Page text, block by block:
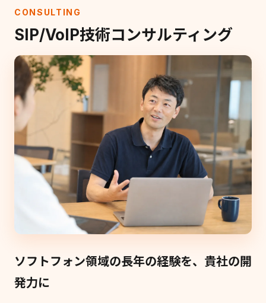
CONSULTING
SIP/VoIP技術コンサルティング
ソフトフォン領域の長年の経験を、貴社の開
発力に